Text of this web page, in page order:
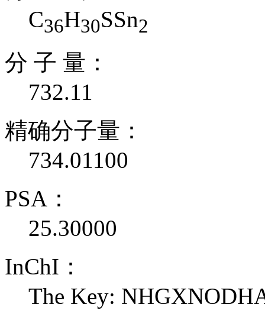
C36H30SSn2
分 子 量：
732.11
精确分子量：
734.01100
PSA：
25.30000
InChI：
The Key: